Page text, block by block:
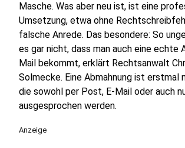
Masche. Was aber neu ist, ist eine
Umsetzung, etwa ohne
falsche Anrede. Das besondere: So
es gar nicht, dass man auch eine echte
Mail bekommt, erklärt Rechtsanwalt
Solmecke. Eine Abmahnung ist erstmal
die sowohl per Post, E-Mail oder auch
ausgesprochen werden.
Anzeige